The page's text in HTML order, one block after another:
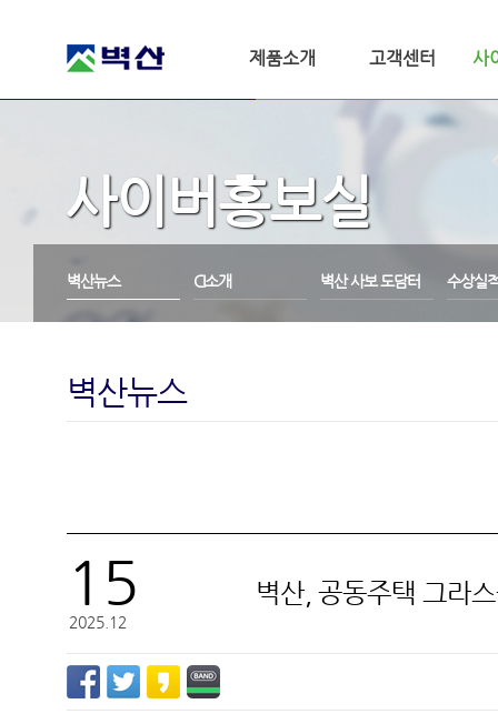
벽산
제품소개 고객센터 사
사이버홍보실
벽산뉴스 CI소개 벽산 사보 도담터 수상실
벽산뉴스
15
2025.12
벽산, 공동주택 그라